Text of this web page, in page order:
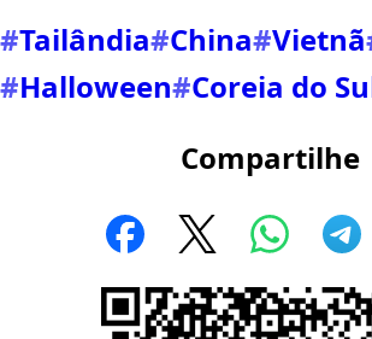
#Tailândia#China#Vietnã
#Halloween#Coreia do
Compartilhe